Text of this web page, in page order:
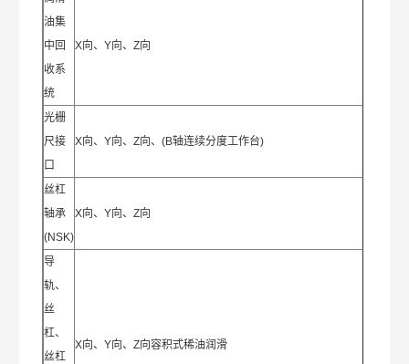
油集
中回
收系
统
X向、Y向、Z向
光栅
尺接
口
X向、Y向、Z向、(B轴连续分度工作台)
丝杠
轴承
(NSK)
X向、Y向、Z向
导
轨、
丝
杠、
丝杠
X向、Y向、Z向容积式稀油润滑